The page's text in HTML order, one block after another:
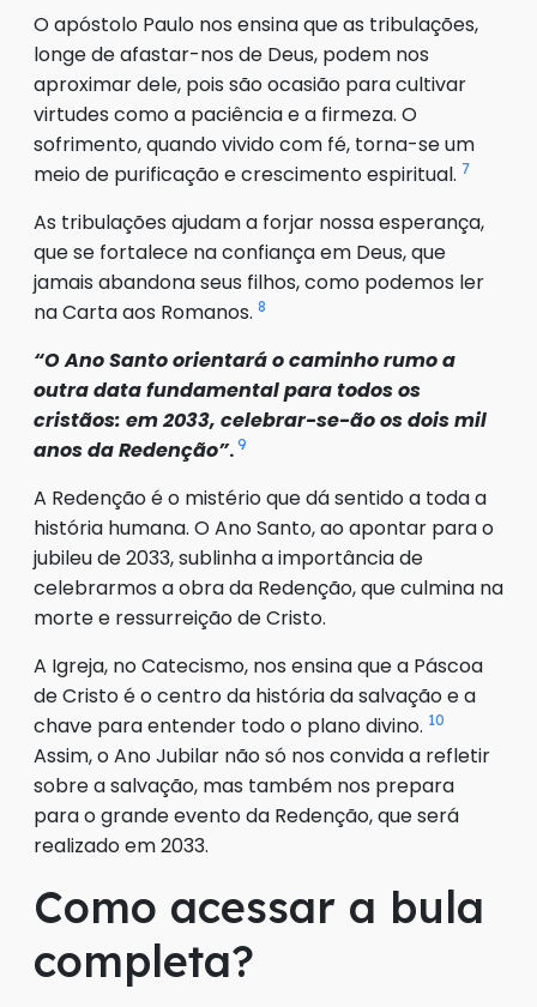
O apóstolo Paulo nos ensina que as tribulações,
longe de afastar-nos de Deus, podem nos
aproximar dele, pois são ocasião para cultivar
virtudes como a paciência e a firmeza. O
sofrimento, quando vivido com fé, torna-se um
meio de purificação e crescimento espiritual. 7
As tribulações ajudam a forjar nossa esperança,
que se fortalece na confiança em Deus, que
jamais abandona seus filhos, como podemos ler
na Carta aos Romanos. 8
“O Ano Santo orientará o caminho rumo a
outra data fundamental para todos os
cristãos: em 2033, celebrar-se-ão os dois mil
anos da Redenção”. 9
A Redenção é o mistério que dá sentido a toda a
história humana. O Ano Santo, ao apontar para o
jubileu de 2033, sublinha a importância de
celebrarmos a obra da Redenção, que culmina na
morte e ressurreição de Cristo.
A Igreja, no Catecismo, nos ensina que a Páscoa
de Cristo é o centro da história da salvação e a
chave para entender todo o plano divino. 10
Assim, o Ano Jubilar não só nos convida a refletir
sobre a salvação, mas também nos prepara
para o grande evento da Redenção, que será
realizado em 2033.
Como acessar a bula
completa?